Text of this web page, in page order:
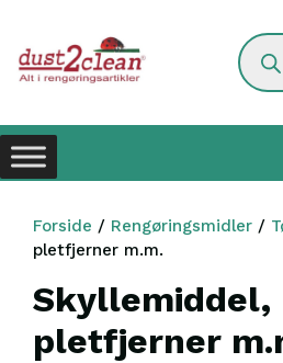
indhold
search
Forside / Rengøringsmidler /
pletfjerner m.m.
Skyllemiddel,
pletfjerner